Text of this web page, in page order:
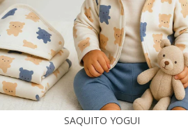
SAQUITO YOGUI